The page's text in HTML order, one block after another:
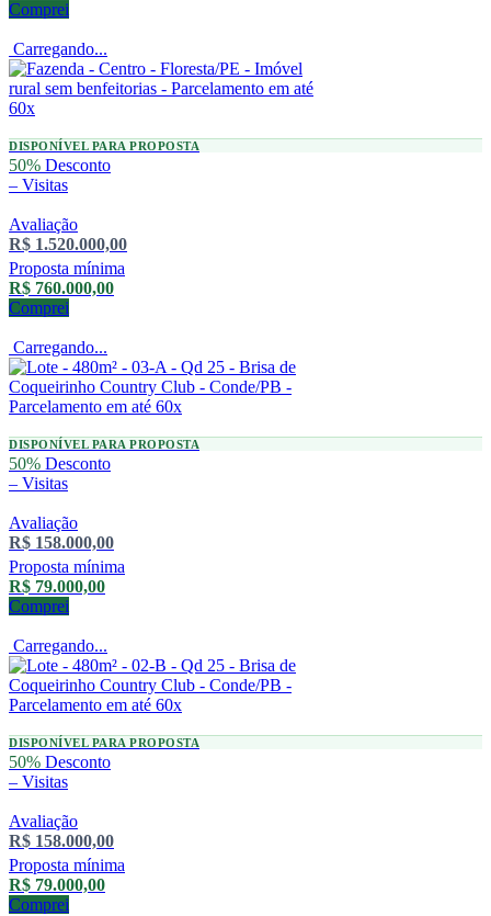
Comprei
Carregando...
DISPONÍVEL PARA PROPOSTA
50% Desconto
– Visitas
Avaliação
R$ 1.520.000,00
Proposta mínima
R$ 760.000,00
Comprei
Carregando...
DISPONÍVEL PARA PROPOSTA
50% Desconto
– Visitas
Avaliação
R$ 158.000,00
Proposta mínima
R$ 79.000,00
Comprei
Carregando...
DISPONÍVEL PARA PROPOSTA
50% Desconto
– Visitas
Avaliação
R$ 158.000,00
Proposta mínima
R$ 79.000,00
Comprei